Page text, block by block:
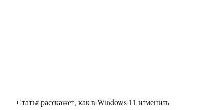
Статья расскажет, как в Windows 11 изменить